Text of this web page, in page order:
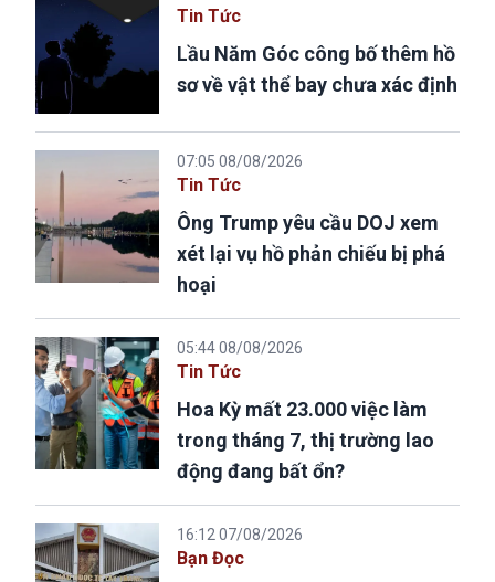
Tin Tức
Lầu Năm Góc công bố thêm hồ
sơ về vật thể bay chưa xác định
07:05 08/08/2026
Tin Tức
Ông Trump yêu cầu DOJ xem
xét lại vụ hồ phản chiếu bị phá
hoại
05:44 08/08/2026
Tin Tức
Hoa Kỳ mất 23.000 việc làm
trong tháng 7, thị trường lao
động đang bất ổn?
16:12 07/08/2026
Bạn Đọc